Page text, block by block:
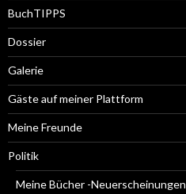
BuchTIPPS
Dossier
Galerie
Gäste auf meiner Plattform
Meine Freunde
Politik
Meine Bücher -Neuerscheinungen